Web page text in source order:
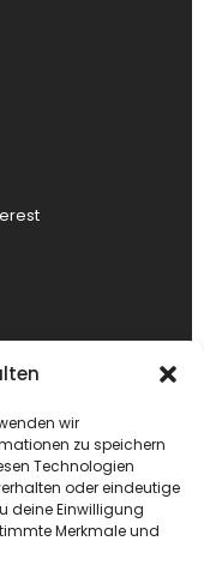
wir
zu speichern
Technologien
oder eindeutige
deine Einwilligung
Merkmale und